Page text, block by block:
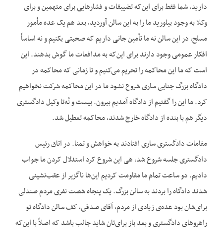
دارید، شما فقط برای این‌که تضییقات و فشارهایی برای متهمین و برای
وکلا به وجود بیاورید ما را به این سالن آوردید، بعد هم یک عده مأمور
مسلح، در این سالن نه ما تأمین جانی داریم که صحبتی بکنیم و نه اساساً
افکار عمومی وجود دارند برای این‌که به مدافعات ما گوش بدهند. این
است که ما این محاکمه را تحریم می‌کنیم و تا زمانی که محاکمه در
دادگاه بزرگ جنایی ساری شروع نشود ما در این محاکمه شرکت نخواهیم
کرد. ما این را گفتیم از دادگاه آمدیم بیرون. بیست و نُه‌تا وکیل دادگستری
دیگر هم با بنده از دادگاه خارج شدند، محاکمه تعطیل شد.
مقامات دادگستری ساری افتادند به خواهش و تمنا. در اتاق رئیس
دادگستری جلسه شروع شد، هی این شروع کرد استدلال کردن ما جواب
دادیم. دو ساعت تمام ما مقاومت کردیم این‌ها ناگزیر از عقب‌نشینی
شدند دادگاه را بردند به سالن بزرگ. یک پنجاه شصت نفری مردم صندلی
برای‌شان بود عده‌ی زیادی از مردم، آقای صدقی، کف سالن دادگاه تو
راهروهای دادگستری و بعد باز برای‌تان شاید جالب باشد که اصلاً با این‌که